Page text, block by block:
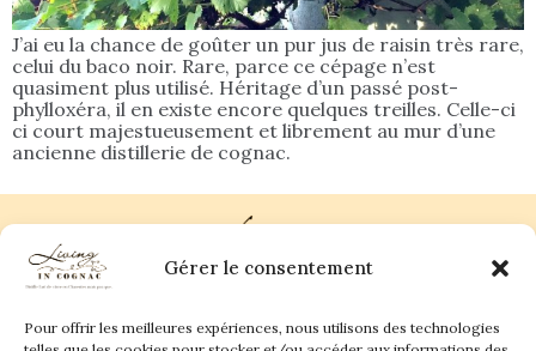
Gérer le consentement
Pour offrir les meilleures expériences, nous utilisons des technologies
J’ai eu la chance de goûter un pur jus de raisin très rare,
celui du baco noir. Rare, parce ce cépage n’est
quasiment plus utilisé. Héritage d’un passé post-
phylloxéra, il en existe encore quelques treilles. Celle-ci
ci court majestueusement et librement au mur d’une
ancienne distillerie de cognac.